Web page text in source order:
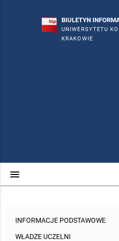
BIULETYN
UNIWERSYTETU
KRAKOWIE
menu
INFORMACJE PODSTAWOWE
WŁADZE UCZELNI